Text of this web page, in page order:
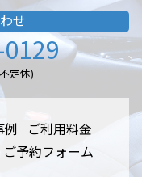
せ
定休)
例
ご利用料金
ご予約フォーム